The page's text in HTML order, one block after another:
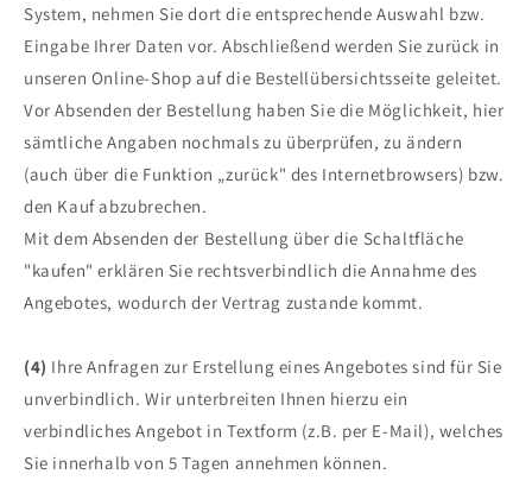
System, nehmen Sie dort die entsprechende Auswahl bzw.
Eingabe Ihrer Daten vor. Abschließend werden Sie zurück in
unseren Online-Shop auf die Bestellübersichtsseite geleitet.
Vor Absenden der Bestellung haben Sie die Möglichkeit, hier
sämtliche Angaben nochmals zu überprüfen, zu ändern
(auch über die Funktion „zurück" des Internetbrowsers) bzw.
den Kauf abzubrechen.
Mit dem Absenden der Bestellung über die Schaltfläche
"kaufen" erklären Sie rechtsverbindlich die Annahme des
Angebotes, wodurch der Vertrag zustande kommt.
(4) Ihre Anfragen zur Erstellung eines Angebotes sind für Sie
unverbindlich. Wir unterbreiten Ihnen hierzu ein
verbindliches Angebot in Textform (z.B. per E-Mail), welches
Sie innerhalb von 5 Tagen annehmen können.